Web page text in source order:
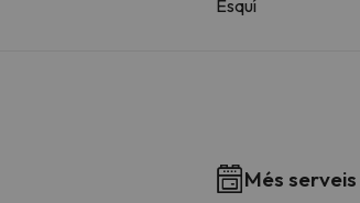
Esquí
Més serveis